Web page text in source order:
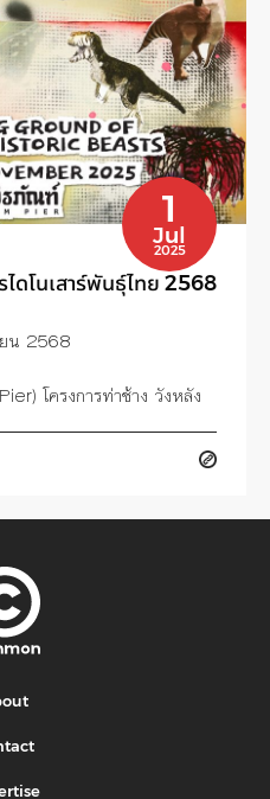
1
Jul
2025
ดโนเสาร์พันธุ์ไทย 2568
น 2568
โครงการท่าช้าง วังหลัง